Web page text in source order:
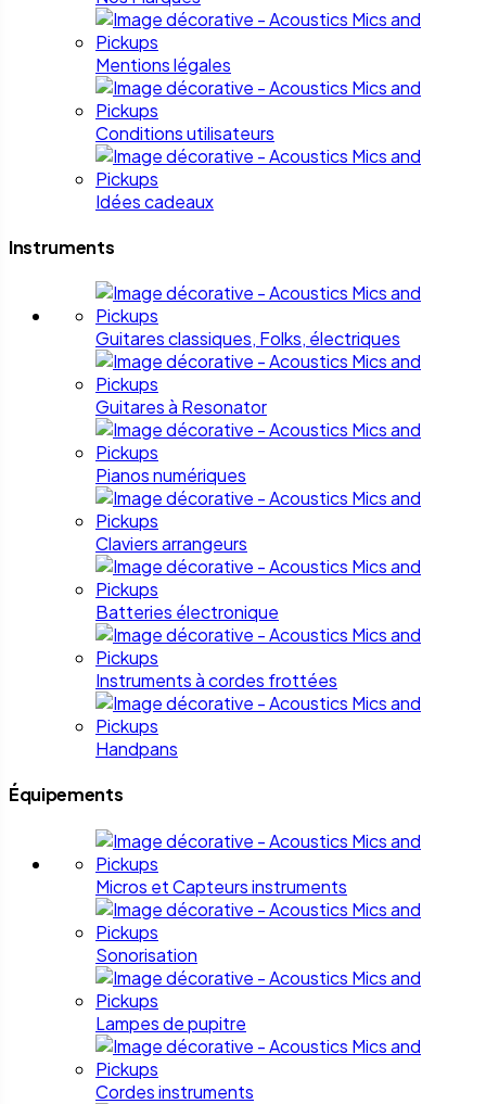
Mentions légales
Conditions utilisateurs
Idées cadeaux
Instruments
Guitares classiques, Folks, électriques
Guitares à Resonator
Pianos numériques
Claviers arrangeurs
Batteries électronique
Instruments à cordes frottées
Handpans
Équipements
Micros et Capteurs instruments
Sonorisation
Lampes de pupitre
Cordes instruments